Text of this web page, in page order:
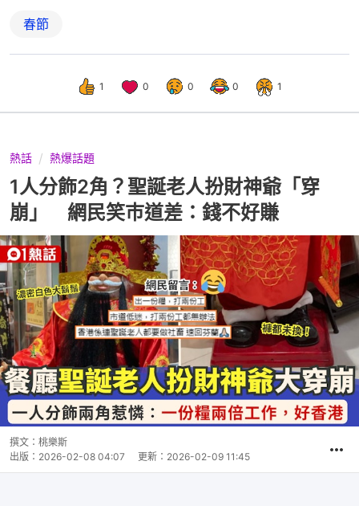
春節
1 0 0 0 1
熱話 熱爆話題
1人分飾2角？聖誕老人扮財神爺「穿
崩」 網民笑巿道差：錢不好賺
撰文： 桃樂斯
出版： 2026-02-08 04:07 更新： 2026-02-09 11:45